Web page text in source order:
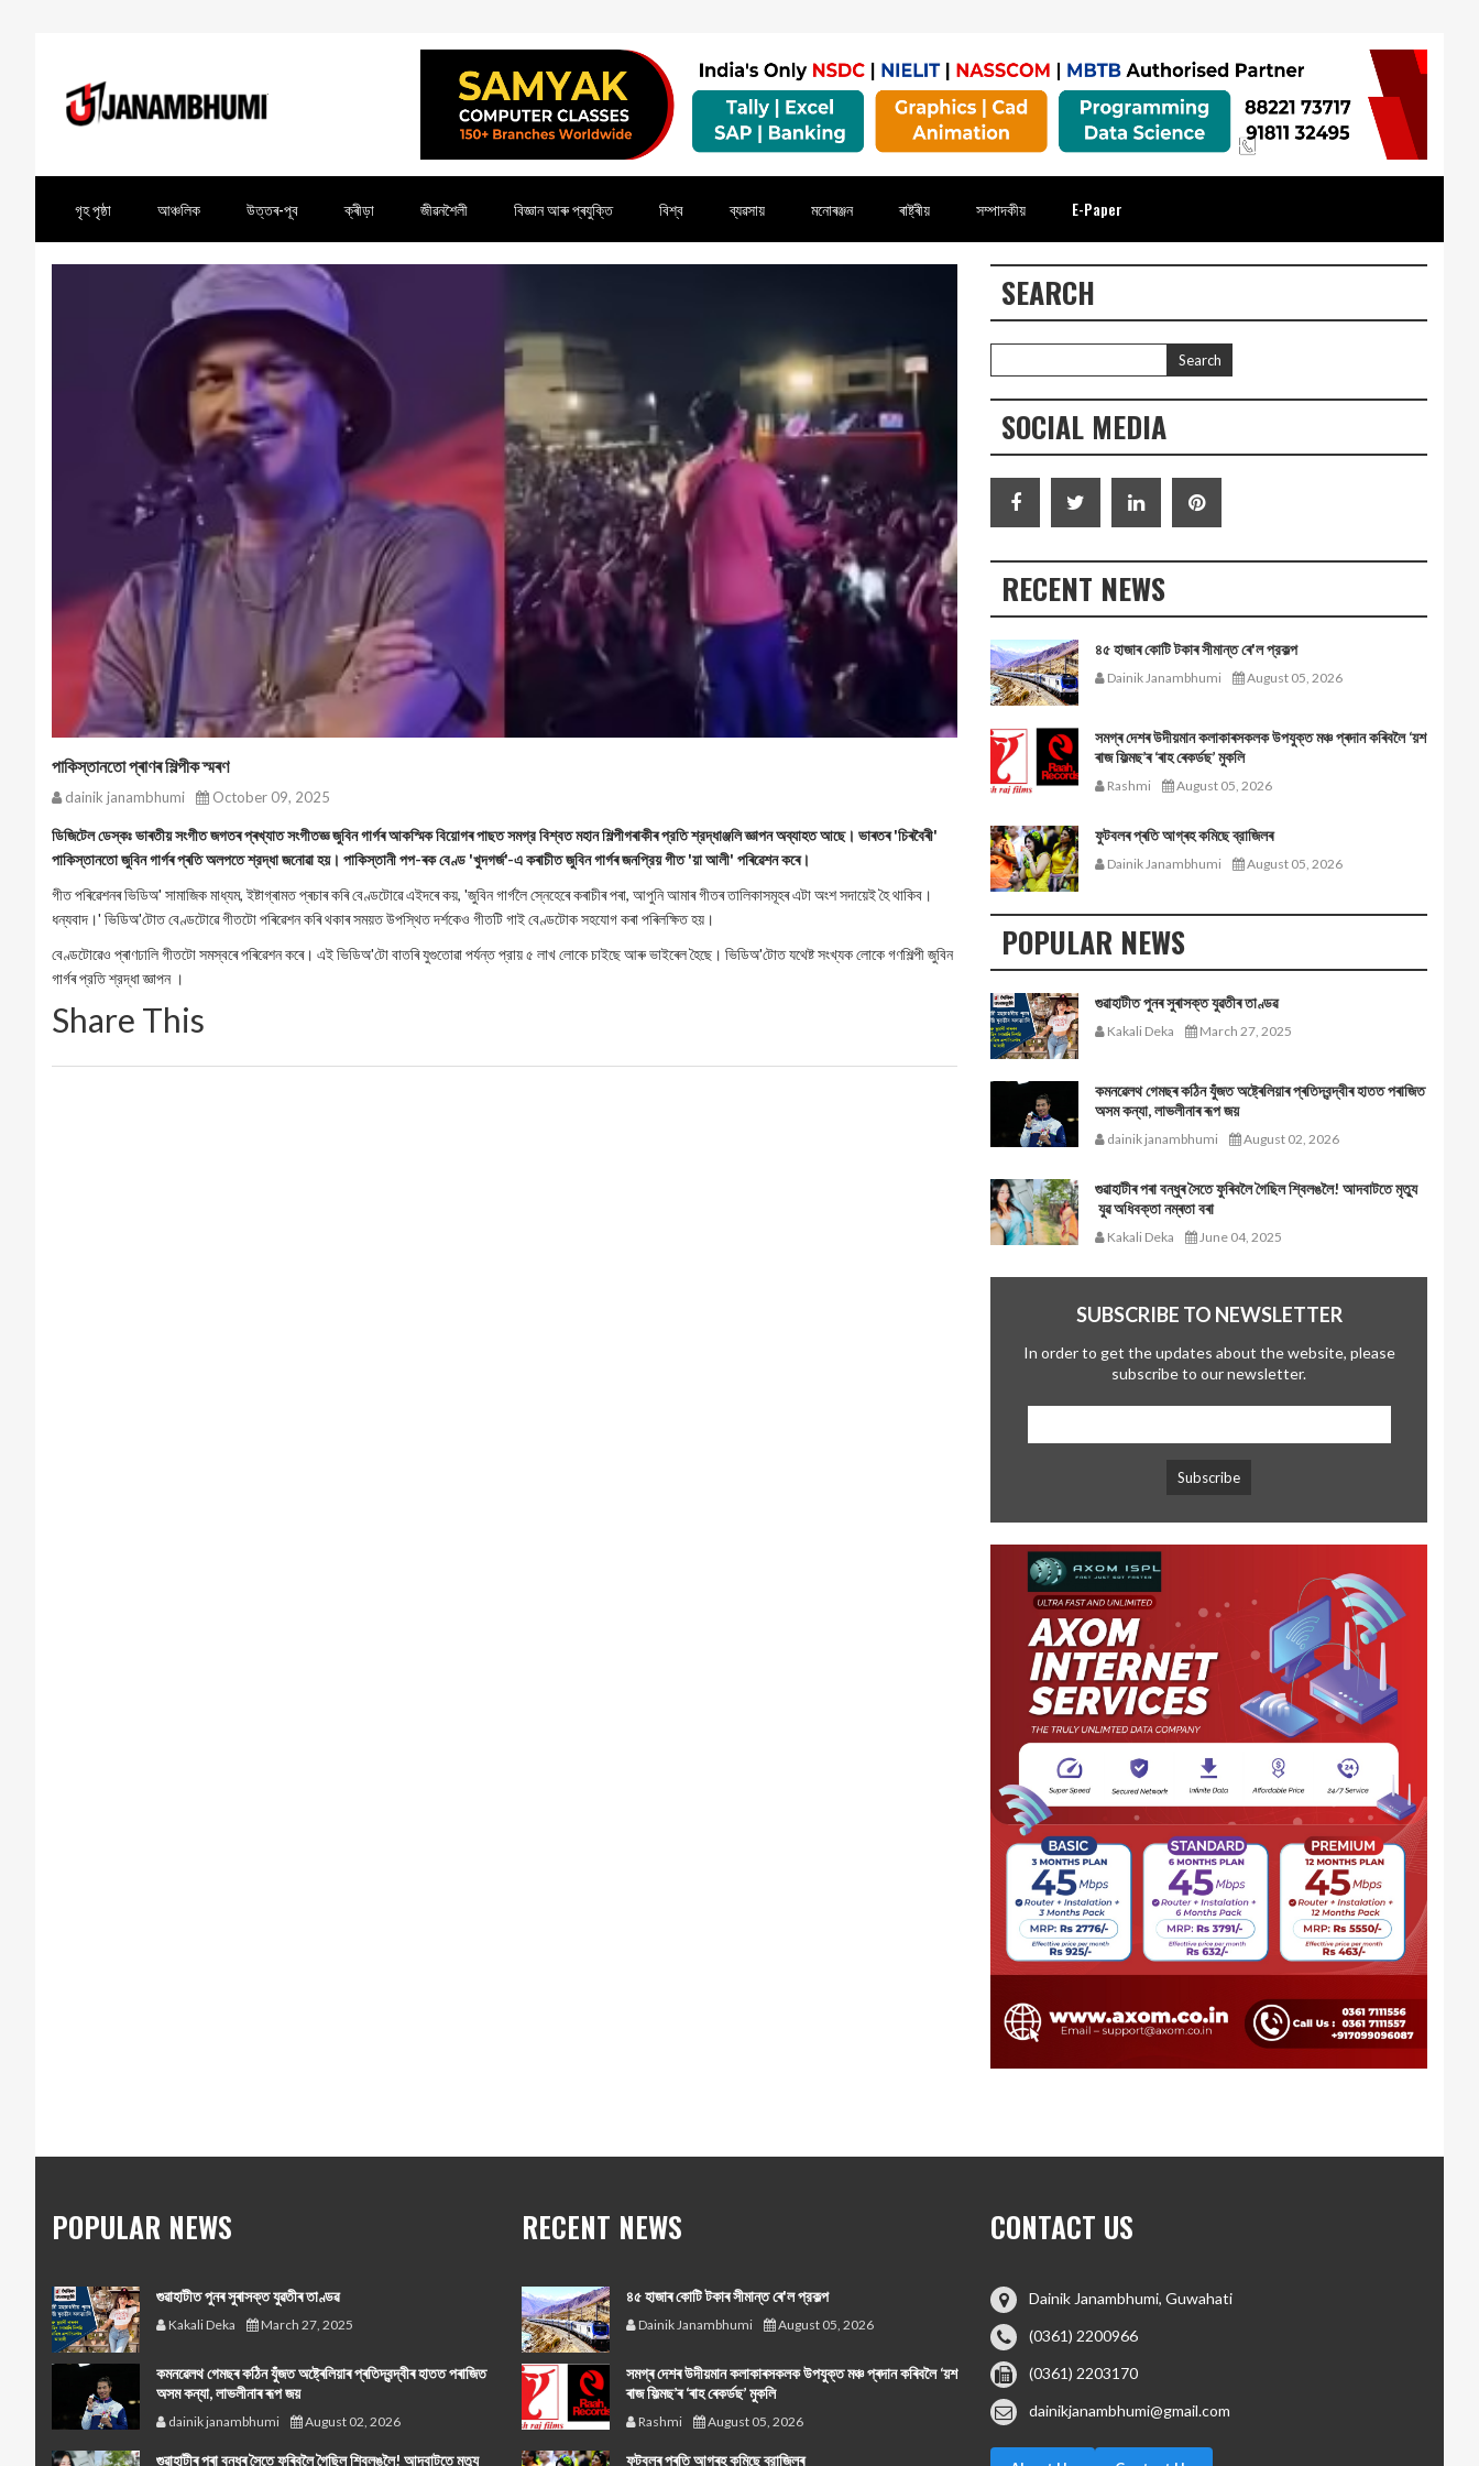
গৃহ পৃষ্ঠা আঞ্চলিক উত্তৰ-পূব ক্ৰীড়া জীৱনশৈলী বিজ্ঞান আৰু প্ৰযুক্তি বিশ্ব ব্যৱসায় মনোৰঞ্জন ৰাষ্ট্ৰীয় সম্পাদকীয় E-Paper
পাকিস্তানতো প্ৰাণৰ শিল্পীক স্মৰণ
dainik janambhumi October 09, 2025
ডিজিটেল ডেস্কঃ ভাৰতীয় সংগীত জগতৰ প্ৰখ্যাত সংগীতজ্ঞ জুবিন গাৰ্গৰ আকস্মিক বিয়োগৰ পাছত সমগ্র বিশ্বত মহান শিল্পীগৰাকীৰ প্রতি শ্রদ্ধাঞ্জলি জ্ঞাপন অব্যাহত আছে। ভাৰতৰ 'চিৰবৈৰী'
পাকিস্তানতো জুবিন গাৰ্গৰ প্ৰতি অলপতে শ্রদ্ধা জনোৱা হয়। পাকিস্তানী পপ-ৰক বেণ্ড 'খুদগৰ্জ'-এ কৰাচীত জুবিন গাৰ্গৰ জনপ্রিয় গীত 'য়া আলী' পৰিৱেশন কৰে।
গীত পৰিৱেশনৰ ভিডিঅ' সামাজিক মাধ্যম, ইষ্টাগ্ৰামত প্ৰচাৰ কৰি বেণ্ডটোৱে এইদৰে কয়, 'জুবিন গাৰ্গলৈ স্নেহেৰে কৰাচীৰ পৰা, আপুনি আমাৰ গীতৰ তালিকাসমূহৰ এটা অংশ সদায়েই হৈ থাকিব।
ধন্যবাদ।' ভিডিঅ'টোত বেণ্ডটোৱে গীতটো পৰিৱেশন কৰি থকাৰ সময়ত উপস্থিত দর্শকেও গীতটি গাই বেণ্ডটোক সহযোগ কৰা পৰিলক্ষিত হয়।
বেণ্ডটোৱেও প্ৰাণঢালি গীতটো সমস্বৰে পৰিৱেশন কৰে। এই ভিডিঅ'টো বাতৰি যুগুতোৱা পর্যন্ত প্রায় ৫ লাখ লোকে চাইছে আৰু ভাইৰেল হৈছে। ভিডিঅ'টোত যথেষ্ট সংখ্যক লোকে গণশিল্পী জুবিন
গাৰ্গৰ প্রতি শ্রদ্ধা জ্ঞাপন ।
Share This
SEARCH
SOCIAL MEDIA
RECENT NEWS
৪৫ হাজাৰ কোটি টকাৰ সীমান্ত ৰে'ল প্রকল্প
Dainik Janambhumi August 05, 2026
সমগ্ৰ দেশৰ উদীয়মান কলাকাৰসকলক উপযুক্ত মঞ্চ প্ৰদান কৰিবলৈ ‘য়শ
ৰাজ ফিল্মছ’ৰ ‘ৰাহ ৰেকৰ্ডছ’ মুকলি
Rashmi August 05, 2026
ফুটবলৰ প্ৰতি আগ্ৰহ কমিছে ব্রাজিলৰ
Dainik Janambhumi August 05, 2026
POPULAR NEWS
গুৱাহাটীত পুনৰ সুৰাসক্ত যুৱতীৰ তাণ্ডৱ
Kakali Deka March 27, 2025
কমনৱেলথ গেমছৰ কঠিন যুঁজত অষ্ট্ৰেলিয়াৰ প্ৰতিদ্বন্দ্বীৰ হাতত পৰাজিত
অসম কন্যা, লাভলীনাৰ ৰূপ জয়
dainik janambhumi August 02, 2026
গুৱাহাটীৰ পৰা বন্ধুৰ সৈতে ফুৰিবলৈ গৈছিল শ্বিলঙলৈ! আদবাটতে মৃত্যু
যুৱ অধিবক্তা নম্ৰতা বৰা
Kakali Deka June 04, 2025
SUBSCRIBE TO NEWSLETTER
In order to get the updates about the website, please
subscribe to our newsletter.
POPULAR NEWS
গুৱাহাটীত পুনৰ সুৰাসক্ত যুৱতীৰ তাণ্ডৱ
Kakali Deka March 27, 2025
কমনৱেলথ গেমছৰ কঠিন যুঁজত অষ্ট্ৰেলিয়াৰ প্ৰতিদ্বন্দ্বীৰ হাতত পৰাজিত
অসম কন্যা, লাভলীনাৰ ৰূপ জয়
dainik janambhumi August 02, 2026
গুৱাহাটীৰ পৰা বন্ধুৰ সৈতে ফুৰিবলৈ গৈছিল শ্বিলঙলৈ! আদবাটতে মৃত্যু
RECENT NEWS
৪৫ হাজাৰ কোটি টকাৰ সীমান্ত ৰে'ল প্রকল্প
Dainik Janambhumi August 05, 2026
সমগ্ৰ দেশৰ উদীয়মান কলাকাৰসকলক উপযুক্ত মঞ্চ প্ৰদান কৰিবলৈ ‘য়শ
ৰাজ ফিল্মছ’ৰ ‘ৰাহ ৰেকৰ্ডছ’ মুকলি
Rashmi August 05, 2026
ফুটবলৰ প্ৰতি আগ্ৰহ কমিছে ব্রাজিলৰ
CONTACT US
Dainik Janambhumi, Guwahati
(0361) 2200966
(0361) 2203170
dainikjanambhumi@gmail.com